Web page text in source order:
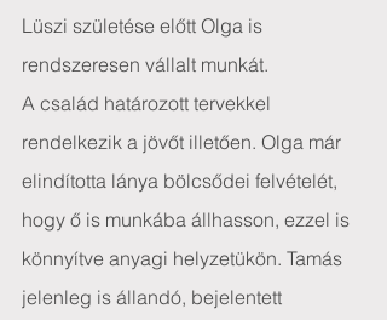
Lüszi születése előtt Olga is
rendszeresen vállalt munkát.
A család határozott tervekkel
rendelkezik a jövőt illetően. Olga már
elindította lánya bölcsődei felvételét,
hogy ő is munkába állhasson, ezzel is
könnyítve anyagi helyzetükön. Tamás
jelenleg is állandó, bejelentett